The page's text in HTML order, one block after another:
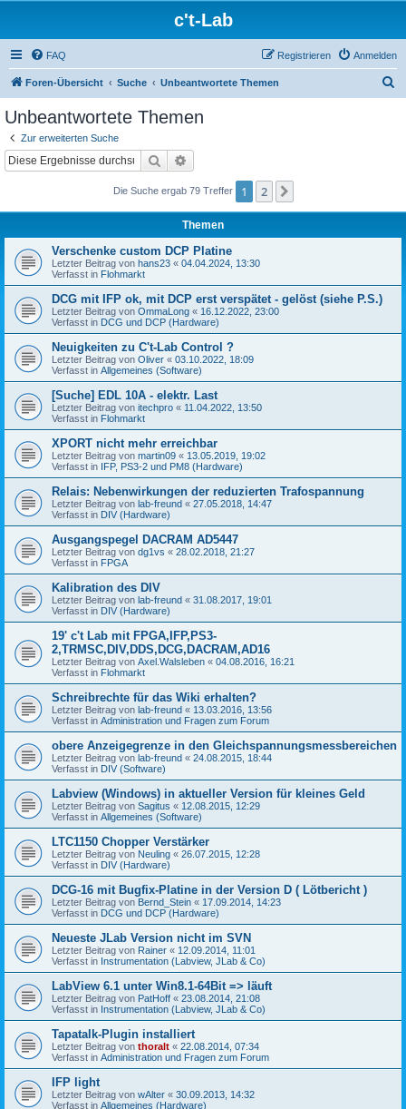
c't-Lab
FAQ Anmelden
Registrieren
Foren-Übersicht Suche Unbeantwortete Themen
Unbeantwortete Themen
Zur erweiterten Suche
Suche
Die Suche ergab 79 Treffer 1 2
Themen
Verschenke custom DCP Platine
Letzter Beitrag von hans23 « 04.04.2024, 13:30
Verfasst in Flohmarkt
DCG mit IFP ok, mit DCP erst verspätet - gelöst (siehe P.S.)
Letzter Beitrag von OmmaLong « 16.12.2022, 23:00
Verfasst in DCG und DCP (Hardware)
Neuigkeiten zu C't-Lab Control ?
Letzter Beitrag von Oliver « 03.10.2022, 18:09
Verfasst in Allgemeines (Software)
[Suche] EDL 10A - elektr. Last
Letzter Beitrag von itechpro « 11.04.2022, 13:50
Verfasst in Flohmarkt
XPORT nicht mehr erreichbar
Letzter Beitrag von martin09 « 13.05.2019, 19:02
Verfasst in IFP, PS3-2 und PM8 (Hardware)
Relais: Nebenwirkungen der reduzierten Trafospannung
Letzter Beitrag von lab-freund « 27.05.2018, 14:47
Verfasst in DIV (Hardware)
Ausgangspegel DACRAM AD5447
Letzter Beitrag von dg1vs « 28.02.2018, 21:27
Verfasst in FPGA
Kalibration des DIV
Letzter Beitrag von lab-freund « 31.08.2017, 19:01
Verfasst in DIV (Hardware)
19' c't Lab mit FPGA,IFP,PS3-
2,TRMSC,DIV,DDS,DCG,DACRAM,AD16
Letzter Beitrag von Axel.Walsleben « 04.08.2016, 16:21
Verfasst in Flohmarkt
Schreibrechte für das Wiki erhalten?
Letzter Beitrag von lab-freund « 13.03.2016, 13:56
Verfasst in Administration und Fragen zum Forum
obere Anzeigegrenze in den Gleichspannungsmessbereichen
Letzter Beitrag von lab-freund « 24.08.2015, 18:44
Verfasst in DIV (Software)
Labview (Windows) in aktueller Version für kleines Geld
Letzter Beitrag von Sagitus « 12.08.2015, 12:29
Verfasst in Allgemeines (Software)
LTC1150 Chopper Verstärker
Letzter Beitrag von Neuling « 26.07.2015, 12:28
Verfasst in DIV (Hardware)
DCG-16 mit Bugfix-Platine in der Version D ( Lötbericht )
Letzter Beitrag von Bernd_Stein « 17.09.2014, 14:23
Verfasst in DCG und DCP (Hardware)
Neueste JLab Version nicht im SVN
Letzter Beitrag von Rainer « 12.09.2014, 11:01
Verfasst in Instrumentation (Labview, JLab & Co)
LabView 6.1 unter Win8.1-64Bit => läuft
Letzter Beitrag von PatHoff « 23.08.2014, 21:08
Verfasst in Instrumentation (Labview, JLab & Co)
Tapatalk-Plugin installiert
Letzter Beitrag von thoralt « 22.08.2014, 07:34
Verfasst in Administration und Fragen zum Forum
IFP light
Letzter Beitrag von wAlter « 30.09.2013, 14:32
Verfasst in Allgemeines (Hardware)